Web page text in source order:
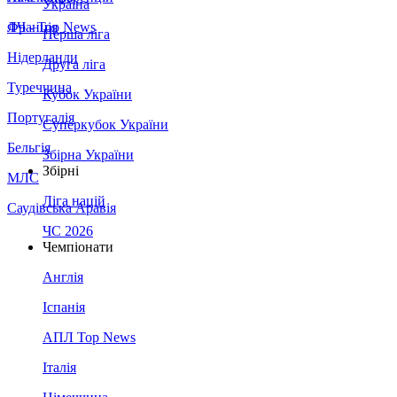
Франція
Нідерланди
Туреччина
Португалія
Бельгія
МЛС
Саудівська Аравія
ЛЧ - Top News
Україна
Перша ліга
Друга ліга
Кубок України
Суперкубок України
Збірна України
Збірні
Ліга націй
ЧС 2026
Чемпіонати
Англія
Іспанія
АПЛ Top News
Італія